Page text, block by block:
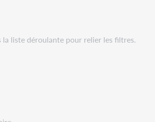
la liste déroulante pour relier les filtres.